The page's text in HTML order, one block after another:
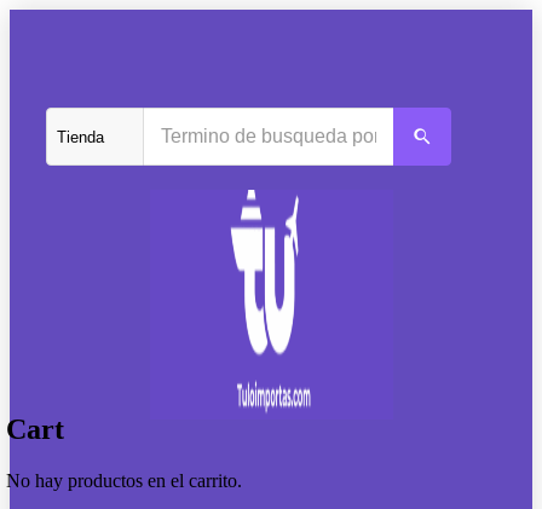
Cart
No hay productos en el carrito.